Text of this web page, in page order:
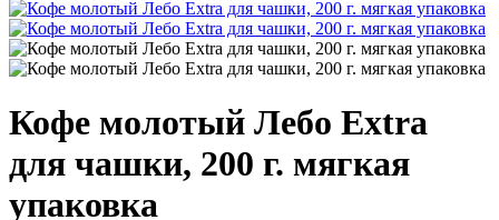
Кофе молотый Лебо Extra
для чашки, 200 г. мягкая
упаковка